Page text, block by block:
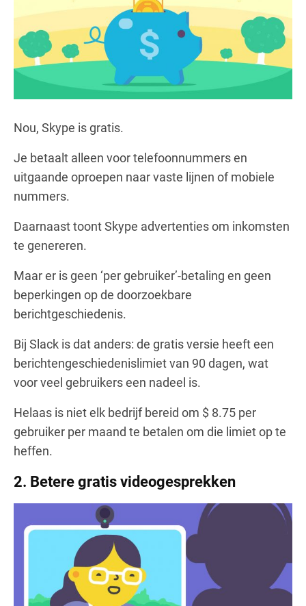
Nou, Skype is gratis.
Je betaalt alleen voor telefoonnummers en
uitgaande oproepen naar vaste lijnen of mobiele
nummers.
Daarnaast toont Skype advertenties om inkomsten
te genereren.
Maar er is geen ‘per gebruiker’-betaling en geen
beperkingen op de doorzoekbare
berichtgeschiedenis.
Bij Slack is dat anders: de gratis versie heeft een
berichtengeschiedenislimiet van 90 dagen, wat
voor veel gebruikers een nadeel is.
Helaas is niet elk bedrijf bereid om $ 8.75 per
gebruiker per maand te betalen om die limiet op te
heffen.
2. Betere gratis videogesprekken